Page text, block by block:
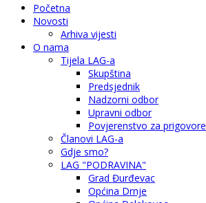
Početna
Novosti
Arhiva vijesti
O nama
Tijela LAG-a
Skupština
Predsjednik
Nadzorni odbor
Upravni odbor
Povjerenstvo za prigovore
Članovi LAG-a
Gdje smo?
LAG "PODRAVINA"
Grad Đurđevac
Općina Drnje